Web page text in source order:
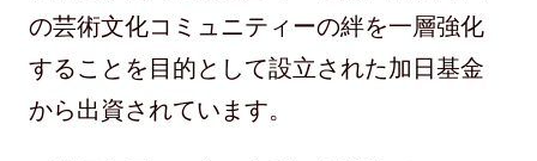
の芸術文化コミュニティーの絆を一層強化
することを目的として設立された加日基金
から出資されています。